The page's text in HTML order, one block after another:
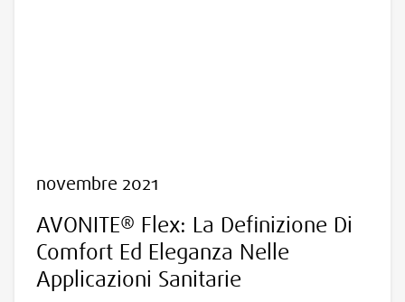
novembre 2021
AVONITE® Flex: La Definizione Di
Comfort Ed Eleganza Nelle
Applicazioni Sanitarie